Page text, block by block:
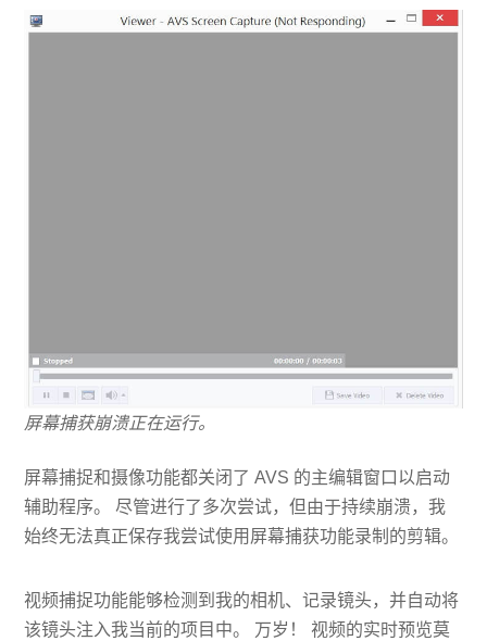
屏幕捕获崩溃正在运行。
屏幕捕捉和摄像功能都关闭了 AVS 的主编辑窗口以启动
辅助程序。 尽管进行了多次尝试，但由于持续崩溃，我
始终无法真正保存我尝试使用屏幕捕获功能录制的剪辑。
视频捕捉功能能够检测到我的相机、记录镜头，并自动将
该镜头注入我当前的项目中。 万岁！ 视频的实时预览莫